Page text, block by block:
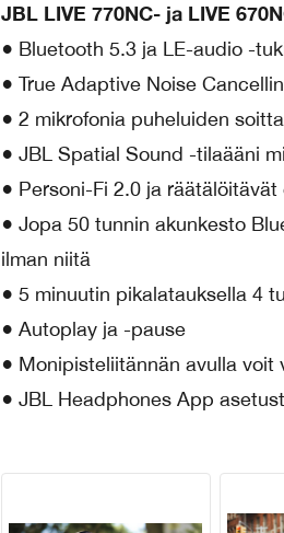
JBL LIVE 770NC- ja LIVE
● Bluetooth 5.3 ja LE-audio -
● True Adaptive Noise
● 2 mikrofonia puheluiden
● JBL Spatial Sound -tilaääni
● Personi-Fi 2.0 ja
● Jopa 50 tunnin akunkesto
ilman niitä
● 5 minuutin pikalatauksella 4
● Autoplay ja -pause
● Monipisteliitännän avulla
● JBL Headphones App